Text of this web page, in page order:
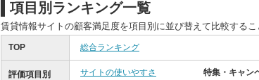
項目別ランキング一覧
賃貸情報サイトの顧客満足度を項目別に並び替えて比較するこ
TOP 総合ランキング
評価項目別
サイトの使いやすさ 特集・キャン